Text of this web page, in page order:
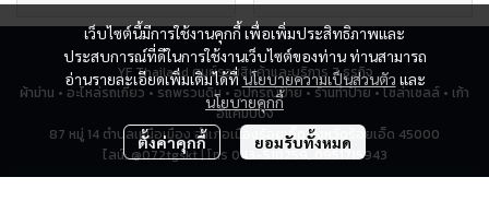
เว็บไซต์นี้มีการใช้งานคุกกี้ เพื่อเพิ่มประสิทธิภาพและ
ประสบการณ์ที่ดีในการใช้งานเว็บไซต์ของท่าน ท่านสามารถ
อ่านรายละเอียดเพิ่มเติมได้ที่นโยบายความเป็นส่วนตัว และ
นโยบายคุกกี้
ตั้งค่าคุกกี้ ยอมรับทั้งหมด
YF Thailand ศูนย์รวมสินค้าและบริการ 7 ธุรกิจ
ผ้าม่าน • อะไหล่รถเกี่ยว • รถพรวนดิน • อุปกรณ์ป้าย • ร้านทำป้าย • โซล่าเซลล์ • เก้า
อี้แคมป์ปิ้ง
87 หมู่ 14 ตำบลเหนือเมือง อำเภอเมืองร้อยเอ็ด จังหวัดร้อยเอ็ด 45000
ไลน์: @072tgskt | โทร 043-518259, 0951715943